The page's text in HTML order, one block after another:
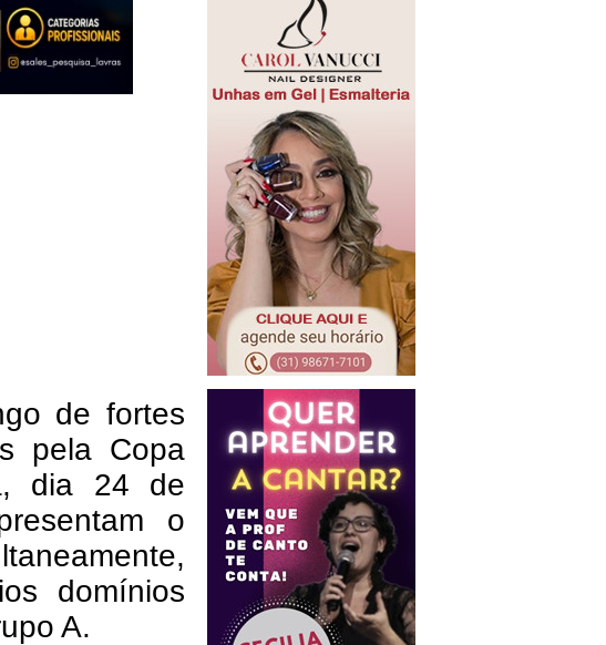
de fortes
pela Copa
dia 24 de
o
domínios
A.